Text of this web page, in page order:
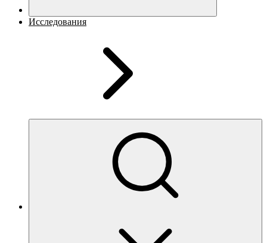
Исследования